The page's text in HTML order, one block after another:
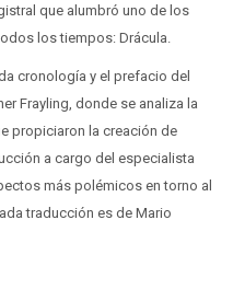
que alumbró uno de los
los tiempos: Drácula.
cronología y el prefacio del
Frayling, donde se analiza la
propiciaron la creación de
a cargo del especialista
más polémicos en torno al
traducción es de Mario